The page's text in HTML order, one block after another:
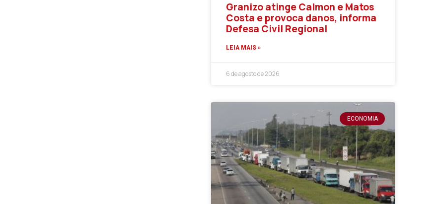
Granizo atinge Calmon e Matos
Costa e provoca danos, informa
Defesa Civil Regional
LEIA MAIS »
6 de agosto de 2026
ECONOMIA